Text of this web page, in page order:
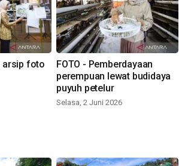
arsip foto
FOTO - Pemberdayaan
perempuan lewat budidaya
puyuh petelur
Selasa, 2 Juni 2026